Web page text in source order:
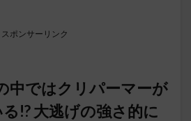
スポンサーリンク
中ではクリパーマーが
!? 大逃げの強さ的に